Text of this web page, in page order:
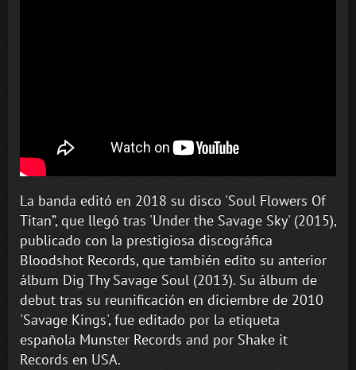
La banda editó en 2018 su disco 'Soul Flowers Of
Titan”, que llegó tras 'Under the Savage Sky' (2015),
publicado con la prestigiosa discográfica
Bloodshot Records, que también edito su anterior
álbum Dig Thy Savage Soul (2013). Su álbum de
debut tras su reunificación en diciembre de 2010
'Savage Kings', fue editado por la etiqueta
española Munster Records and por Shake it
Records en USA.